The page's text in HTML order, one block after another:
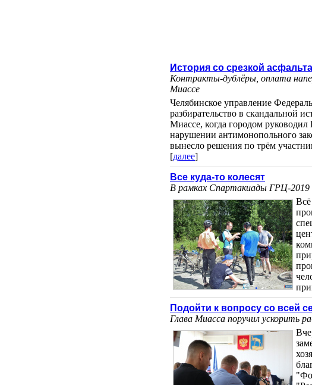
История со срезкой
Контракты-дублёры, оплата
Миассе
Челябинское управление
разбирательство в скандальной
Миассе, когда городом руководил
нарушении антимонопольного
вынесло решения по трём
[далее]
Все куда-то колесят
В рамках Спартакиады ГРЦ-2019
Всё
Подойти к вопросу со всей
Глава Миасса поручил ускорить